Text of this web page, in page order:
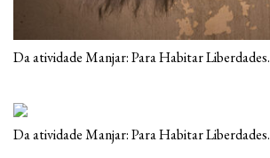
Da atividade Manjar: Para Habitar Liberdades.
Da atividade Manjar: Para Habitar Liberdades.